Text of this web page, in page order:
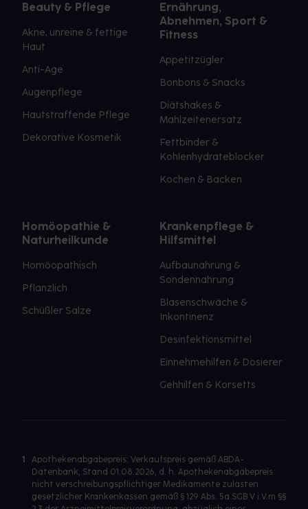
Beauty & Pflege
Akne, unreine & fettige
Haut
Anti-Age
Augenpflege
Hautstraffende Pflege
Dekorative Kosmetik
Ernährung,
Abnehmen, Sport &
Fitness
Appetitzügler
Bonbons & Snacks
Diätshakes &
Mahlzeitenersatz
Fettbinder &
Kohlenhydrateblocker
Kochen & Backen
Homöopathie &
Naturheilkunde
Homöopathisch
Pflanzlich
Schüßler Salze
Krankenpflege &
Hilfsmittel
Aufbaunahrung &
Sondennahrung
Blasenschwäche &
Inkontinenz
Desinfektionsmittel
Einnehmehilfen & Dosierer
Gehhilfen & Korsetts
1
Apothekenabgabepreis: Verkaufspreis gemäß ABDA-
Datenbank, Stand 01.08.2026, d. h. Apothekenabgabepreis
nicht verschreibungspflichtiger Medikamente zulasten
gesetzlicher Krankenkassen gemäß § 129 Abs. 5a SGB V i.V.m §§